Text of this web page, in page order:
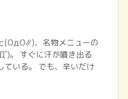
(ΟдΟ∥)、名物メニューの
。 すぐに汗が噴き出る
ている。 でも、辛いだけ